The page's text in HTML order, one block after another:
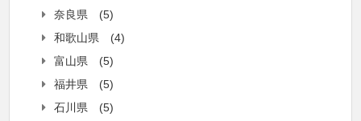
奈良県
(5)
和歌山県
(4)
富山県
(5)
福井県
(5)
石川県
(5)